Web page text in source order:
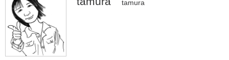
tamura